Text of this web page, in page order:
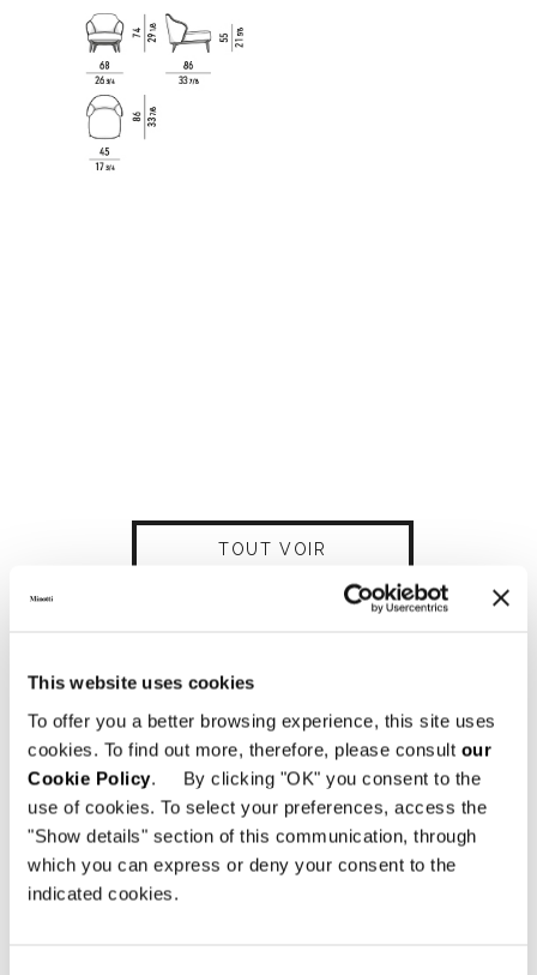
This website uses cookies
To offer you a better browsing experience, this site uses
cookies. To find out more, therefore, please consult our
Cookie Policy. By clicking "OK" you consent to the
use of cookies. To select your preferences, access the
"Show details" section of this communication, through
which you can express or deny your consent to the
indicated cookies.
TOUT VOIR
En métal noyé dans de la mousse
polyuréthane ignifuge.Plateau d’assise en
frêne massif teinté à pores ouverts couleur
Moka, couplé à un contre-châssis en métal
avec sangles élastiques à haute teneur en
caoutchouc. Assise en polyuréthane expansé
à densité différenciée et haute densité, avec